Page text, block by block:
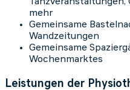
mehr
Gemeinsame
Wandzeitungen
Gemeinsame
Wochenmarktes
Leistungen der